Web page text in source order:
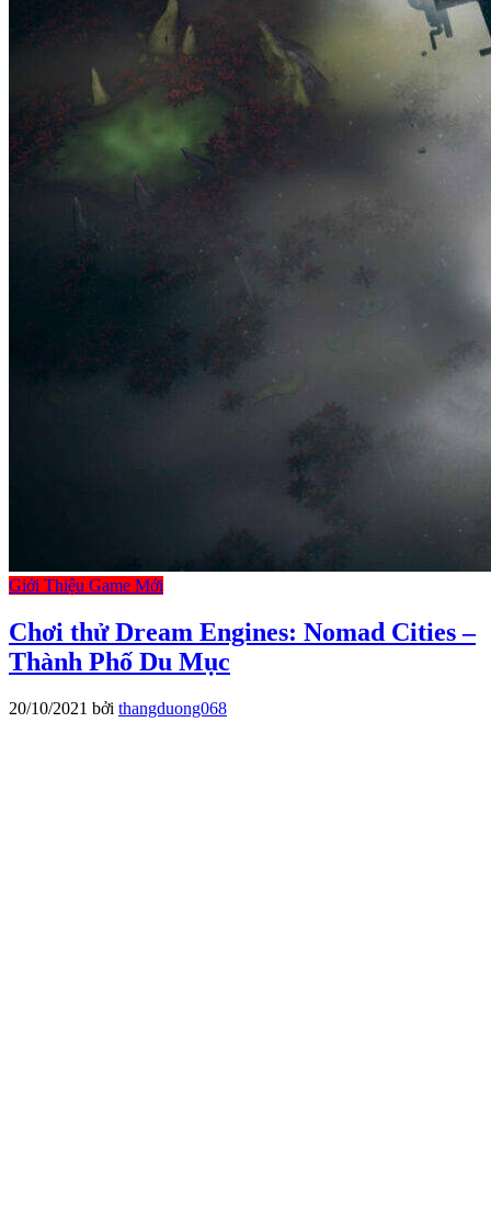
Giới Thiệu Game Mới
Chơi thử Dream Engines: Nomad Cities –
Thành Phố Du Mục
20/10/2021 bởi thangduong068